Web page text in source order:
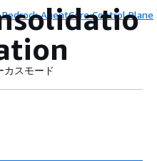
AgentCore Control Plane
カスモード